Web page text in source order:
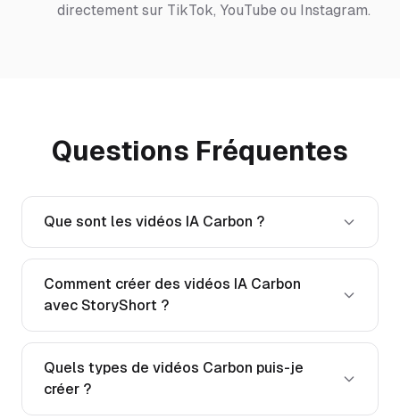
directement sur TikTok, YouTube ou Instagram.
Questions Fréquentes
Que sont les vidéos IA Carbon ?
Comment créer des vidéos IA Carbon
avec StoryShort ?
Quels types de vidéos Carbon puis-je
créer ?